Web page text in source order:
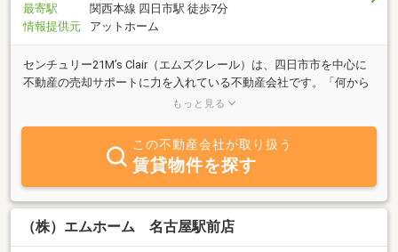
最寄駅
関西本線 四日市駅 徒歩7分
情報提供元
アットホーム
センチュリー21M’s Clair（エムズクレール）は、四日市市を中心に
不動産の売却サポートに力を入れている不動産会社です。「何から
始めればいいかわからない」「相続した家をどうしたらいい？」
がら、状況整理から売却完了まで一緒に進めます。特に「空き家・
相続不動産・古家（古家付き土地）」の売却は、手続きや判断が多
く不安になりがちです。弊社では、査定価格の提示だけで終わらせ
ず、どう売る？いくらで売る？何から始める？を専門用語をできる
だけ使わずわかりやすくご説明します。「まだ売るか決めていな
い」という段階でも大丈夫です。まずは現状をお聞かせください。
もっと見る
この不動産会社が取り扱う
賃貸物件を探す
（株）エムホーム 名古屋駅前店